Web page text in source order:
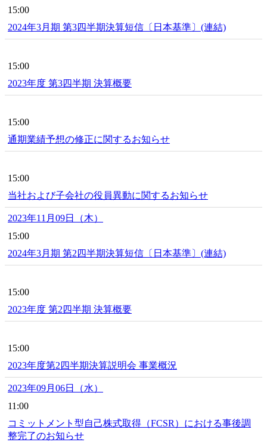
15:00
2024年3月期 第3四半期決算短信〔日本基準〕(連結)
15:00
2023年度 第3四半期 決算概要
15:00
通期業績予想の修正に関するお知らせ
15:00
当社および子会社の役員異動に関するお知らせ
2023年11月09日（木）
15:00
2024年3月期 第2四半期決算短信〔日本基準〕(連結)
15:00
2023年度 第2四半期 決算概要
15:00
2023年度第2四半期決算説明会 事業概況
2023年09月06日（水）
11:00
コミットメント型自己株式取得（FCSR）における事後調
整完了のお知らせ